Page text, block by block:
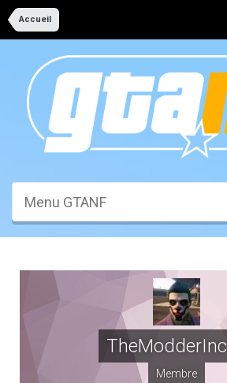
Accueil
Menu GTANF
TheModderInc
Membre